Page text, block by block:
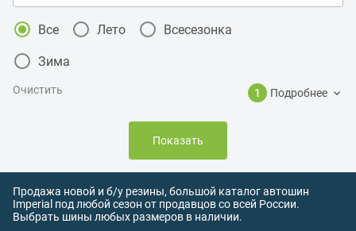
Все Лето Всесезонка
Зима
Очистить 1 Подробнее
Показать
Продажа новой и б/у резины, большой каталог автошин
Imperial под любой сезон от продавцов со всей России.
Выбрать шины любых размеров в наличии.